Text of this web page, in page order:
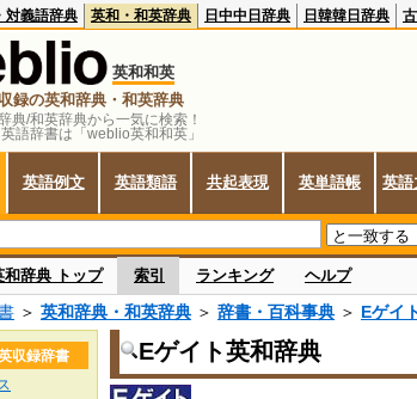
典/和英辞典から一気に検索！
語辞書は「weblio英和和英」
対義語辞典 英和・和英辞典 日中中日辞典 日韓韓日辞典
英和和英
録の英和辞典・和英辞典
英語例文 英語類語 共起表現 英単語帳 英語
和辞典 トップ 索引 ランキング ヘルプ
＞ 英和辞典・和英辞典 ＞ 辞書・百科事典 ＞ Eゲイ
Eゲイト英和辞典
収録辞書